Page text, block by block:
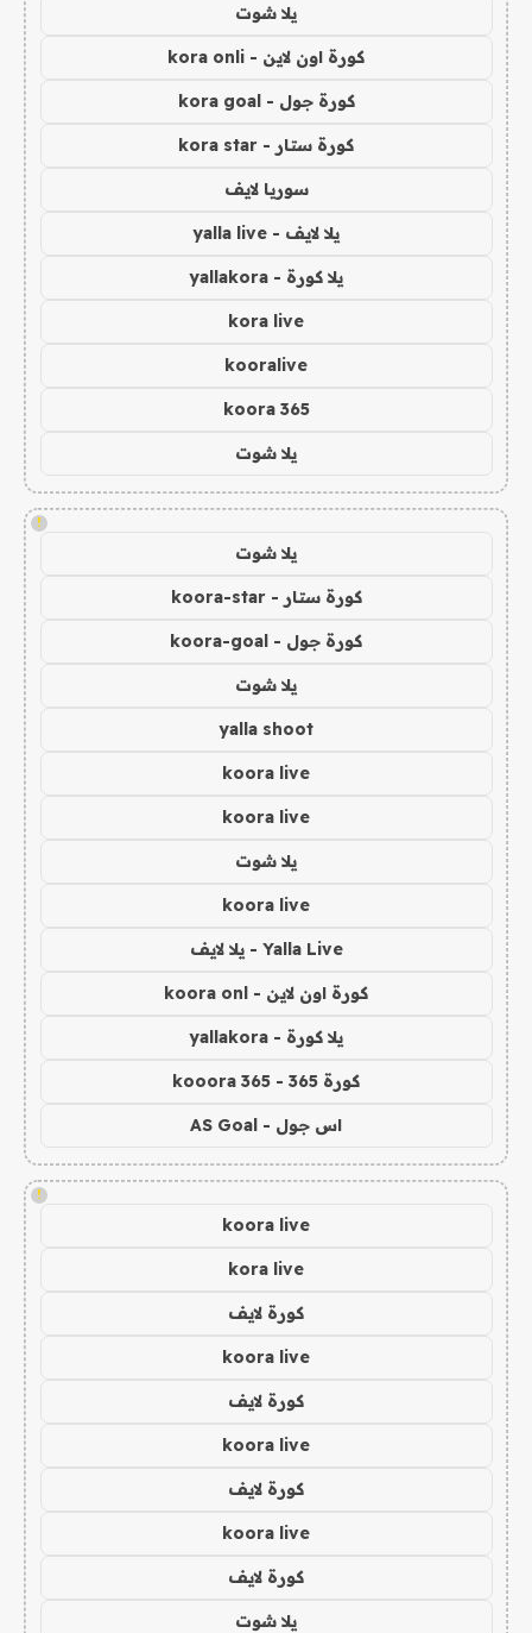
يلا شوت
كورة اون لاين - kora onli
كورة جول - kora goal
كورة ستار - kora star
سوريا لايف
يلا لايف - yalla live
يلا كورة - yallakora
kora live
kooralive
koora 365
يلا شوت
!
يلا شوت
كورة ستار - koora-star
كورة جول - koora-goal
يلا شوت
yalla shoot
koora live
koora live
يلا شوت
koora live
Yalla Live - يلا لايف
كورة اون لاين - koora onl
يلا كورة - yallakora
كورة 365 - kooora 365
اس جول - AS Goal
!
koora live
kora live
كورة لايف
koora live
كورة لايف
koora live
كورة لايف
koora live
كورة لايف
يلا شوت